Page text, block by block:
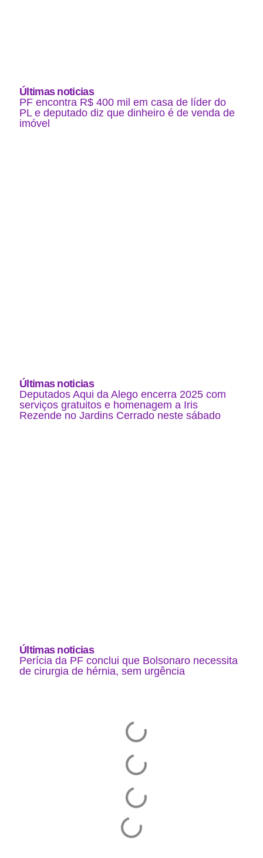
Últimas noticias
PF encontra R$ 400 mil em casa de líder do
PL e deputado diz que dinheiro é de venda de
imóvel
Últimas noticias
Deputados Aqui da Alego encerra 2025 com
serviços gratuitos e homenagem a Iris
Rezende no Jardins Cerrado neste sábado
Últimas noticias
Perícia da PF conclui que Bolsonaro necessita
de cirurgia de hérnia, sem urgência